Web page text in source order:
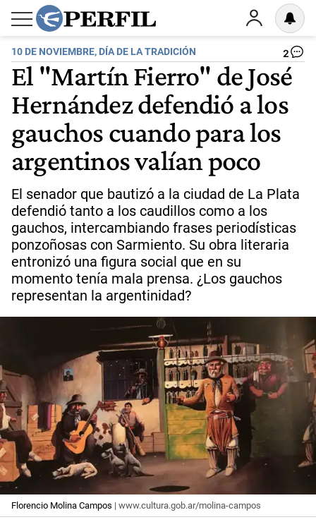
10 DE NOVIEMBRE, DÍA DE LA TRADICIÓN 2
El "Martín Fierro" de José
Hernández defendió a los
gauchos cuando para los
argentinos valían poco
El senador que bautizó a la ciudad de La Plata
defendió tanto a los caudillos como a los
gauchos, intercambiando frases periodísticas
ponzoñosas con Sarmiento. Su obra literaria
entronizó una figura social que en su
momento tenía mala prensa. ¿Los gauchos
representan la argentinidad?
Florencio Molina Campos | www.cultura.gob.ar/molina-campos